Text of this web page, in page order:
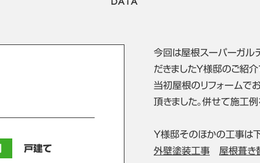
戸建て
今回は屋根スーパーガル
だきましたＹ様邸のご紹介
当初屋根のリフォームで
頂きました。併せて施工例
Y様邸そのほかの工事は
外壁塗装工事
屋根葺き